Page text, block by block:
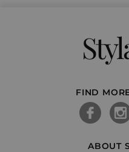
FIND
ABOUT